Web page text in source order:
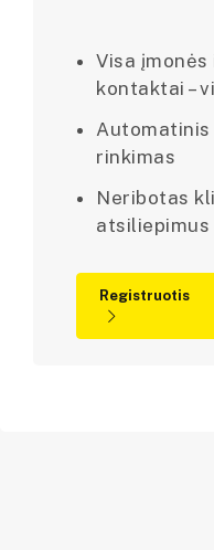
Visa
kontaktai –
rinkimas
Neribotas
atsiliepimus
Registruotis